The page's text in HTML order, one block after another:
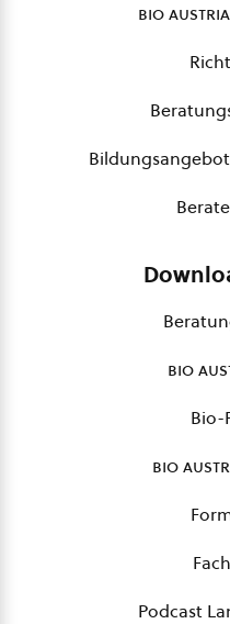
bio austria
bio
Bio-
bio
Podcast